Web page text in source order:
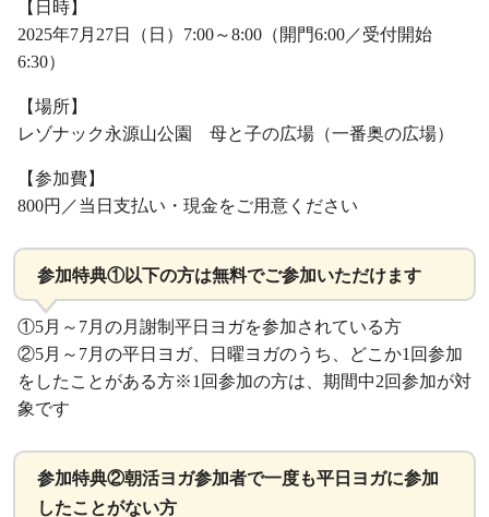
【日時】
2025年7月27日（日）7:00～8:00（開門6:00／受付開始
6:30）
【場所】
レゾナック永源山公園 母と子の広場（一番奥の広場）
【参加費】
800円／当日支払い・現金をご用意ください
参加特典①以下の方は無料でご参加いただけます
①5月～7月の月謝制平日ヨガを参加されている方
②5月～7月の平日ヨガ、日曜ヨガのうち、どこか1回参加
をしたことがある方※1回参加の方は、期間中2回参加が対
象です
参加特典②朝活ヨガ参加者で一度も平日ヨガに参加
したことがない方